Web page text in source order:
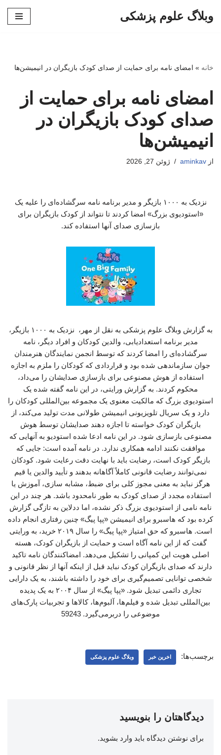
وبلاگ علوم پزشکی
خانه » امضای نامه برای حمایت از صدای کودک بازیگران در انیمیشن‌ها
امضای نامه برای حمایت از
صدای کودک بازیگران در
انیمیشن‌ها
از aminkav ژوئن 27, 2026
نزدیک به ۱۰۰۰ بازیگر و مدیر برنامه نامه سرگشاده‌ای را علیه یک
«استودیوی بزرگ» امضا کردند تا نتواند از کودک بازیگران برای
بازسازی صدای آنها استفاده کند.
به گزارش وبلاگ علوم پزشکی به نقل از مهر، نزدیک به ۱۰۰۰ بازیگر،
مدیر برنامه استعدادیابی، والدین کودکان و افراد دیگر، نامه
سرگشاده‌ای را امضا کردند که توسط انجمن نمایندگان هنرمندان
جوان سازماندهی شده بود و قراردادی که کودکان را ملزم به اجازه
استفاده از هوش مصنوعی برای بازسازی صدایشان را می‌داد،
محکوم کردند. به گزارش ورایتی، در این نامه گفته شده یک
استودیوی بزرگ که مالکیت معنوی یک مجموعه بین‌المللی کودکان را
دارد و یک سریال تلویزیونی انیمیشن طولانی مدت تولید می‌کند، از
بازیگران کودک خواسته تا اجازه دهند صدایشان توسط هوش
مصنوعی بازسازی شود. در این نامه ادعا شده استودیو به آنهایی که
موافقت نکنند ادامه همکاری ندارد. در نامه آمده است: جایی که
بازیگر کودک است، رضایت باید با نهایت دقت رعایت شود. کودکان
نمی‌توانند رضایت قانونی کاملاً آگاهانه بدهند و تأیید والدین یا قیم
هرگز نباید به معنی مجوز کلی برای ضبط، مشابه سازی، آموزش یا
استفاده مجدد از صدای کودک به طور نامحدود باشد. هر چند در این
نامه نامی از استودیوی بزرگ ذکر نشده، اما ددلاین به تازگی گزارش
کرده بود که هاسبرو برای انیمیشن «پپا پیگ» چنین رفتاری انجام داده
است. هاسبرو که حق امتیاز «پپا پیگ» را سال ۲۰۱۹ خرید، به ورایتی
گفت که از این نامه آگاه است و حمایت از بازیگران کودک، هسته
اصلی هویت این کمپانی را تشکیل می‌دهد. امضاکنندگان نامه تاکید
دارند که صدای بازیگران کودک نباید قبل از اینکه آنها از نظر قانونی و
شخصی توانایی تصمیم‌گیری برای خود را داشته باشند، به یک دارایی
تجاری دائمی تبدیل شود. «پپا پیگ» از سال ۲۰۰۴ به یک پدیده
بین‌المللی تبدیل شده و فیلم‌ها، آلبوم‌ها، کالاها و تجربیات پارک‌های
موضوعی را دربرمی‌گیرد. 59243
برچسب‌ها: اخرین خبر وبلاگ علوم پزشکی
دیدگاهتان را بنویسید
برای نوشتن دیدگاه باید وارد بشوید.